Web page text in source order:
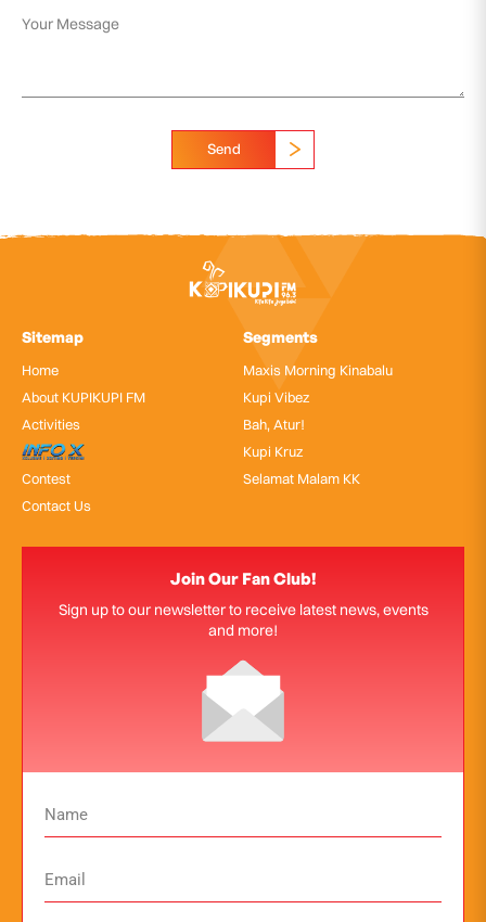
Send
Sitemap
Home
About KUPIKUPI FM
Activities
InfoX
Contest
Contact Us
Segments
Maxis Morning Kinabalu
Kupi Vibez
Bah, Atur!
Kupi Kruz
Selamat Malam KK
Join Our Fan Club!
Sign up to our newsletter to receive latest news, events
and more!